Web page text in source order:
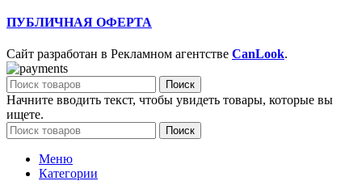
ПУБЛИЧНАЯ ОФЕРТА
Сайт разработан в Рекламном агентстве CanLook.
Поиск
Начните вводить текст, чтобы увидеть товары, которые вы
ищете.
Поиск
Меню
Категории